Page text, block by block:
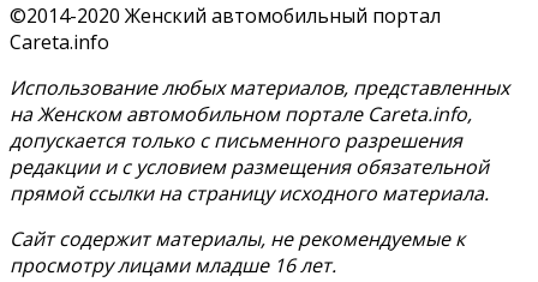
©2014-2020 Женский автомобильный портал
Careta.info
Использование любых материалов, представленных
на Женском автомобильном портале Careta.info,
допускается только с письменного разрешения
редакции и с условием размещения обязательной
прямой ссылки на страницу исходного материала.
Сайт содержит материалы, не рекомендуемые к
просмотру лицами младше 16 лет.